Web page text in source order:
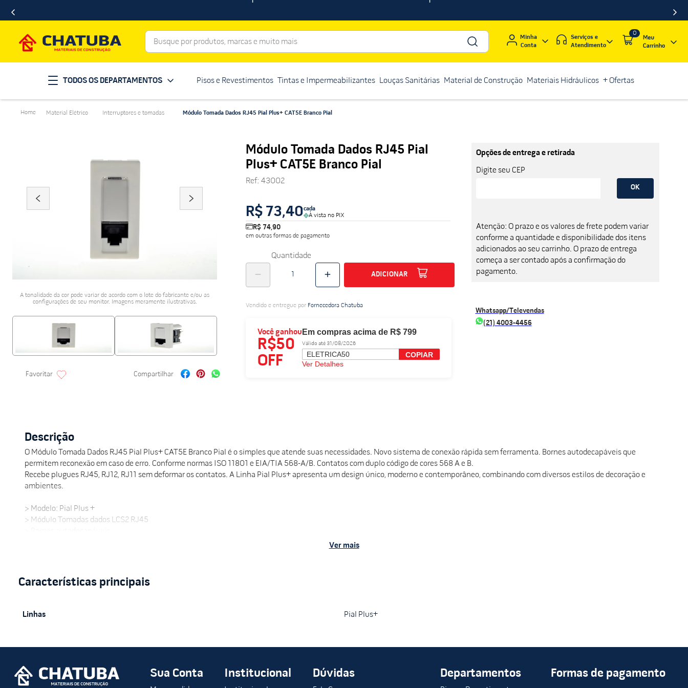
Busque por produtos, marcas e muito mais
Minha
Conta
Serviços e
Atendimento
0
TODOS OS DEPARTAMENTOS Pisos e Revestimentos Tintas e Impermeabilizantes Louças Sanitárias Material de Construção Materiais Hidráulicos + Ofertas
Material Elétrico Interruptores e tomadas Módulo Tomada Dados RJ45 Pial Plus+ CAT5E Branco Pial
A tonalidade da cor pode variar de acordo com o lote do fabricante e/ou as
configurações de seu monitor. Imagens meramente ilustrativas.
Módulo Tomada Dados RJ45 Pial
Plus+ CAT5E Branco Pial
Ref: 43002
R$ 73,40cada
À vista no PIX
R$ 74,90
em outras formas de pagamento
Quantidade
ADICIONAR
Vendido e entregue por Fornecedora Chatuba
Você ganhou
R$50
OFF
Em compras acima de R$ 799
Válido até 31/08/2026
ELETRICA50
COPIAR
Ver Detalhes
Opções de entrega e retirada
Digite seu CEP
OK
Atenção: O prazo e os valores de frete podem variar
conforme a quantidade e disponibilidade dos itens
adicionados ao seu carrinho. O prazo de entrega
começa a ser contado após a confirmação do
pagamento.
Whatsapp/Televendas
(21) 4003-4456
Descrição
O Módulo Tomada Dados RJ45 Pial Plus+ CAT5E Branco Pial é o simples que atende suas necessidades. Novo sistema de conexão rápida sem ferramenta. Bornes autodecapáveis que
permitem reconexão em caso de erro. Conforme normas ISO 11801 e EIA/TIA 568-A/B. Contatos com duplo código de cores 568 A e B.
Recebe plugues RJ45, RJ12, RJ11 sem deformar os contatos. A Linha Pial Plus+ apresenta um design único, moderno e contemporâneo, combinando com diversos estilos de decoração e
ambientes.
> Modelo: Pial Plus +
> Módulo Tomadas dados LCS2 RJ45
Ver mais
Linhas Pial Plus+
Sua Conta Institucional Dúvidas Departamentos Formas de pagamento
1 º porcelanato
2º telha
chuveiro